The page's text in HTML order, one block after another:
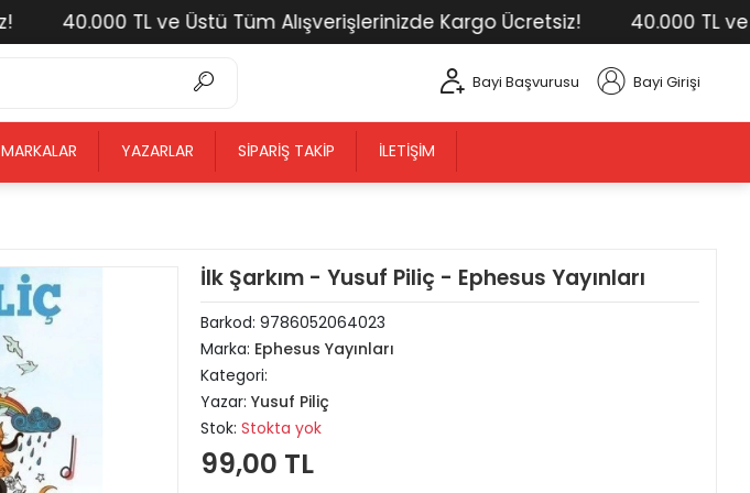
40.000 TL ve Üstü Tüm Alışverişlerinizde Kargo Ücretsiz! 40.000 TL ve
Bayi Başvurusu Bayi Girişi
MARKALAR YAZARLAR SIPARIŞ TAKIP İLETIŞIM
İlk Şarkım - Yusuf Piliç - Ephesus Yayınları
Barkod: 9786052064023
Marka: Ephesus Yayınları
Kategori:
Yazar: Yusuf Piliç
Stok: Stokta yok
99,00 TL